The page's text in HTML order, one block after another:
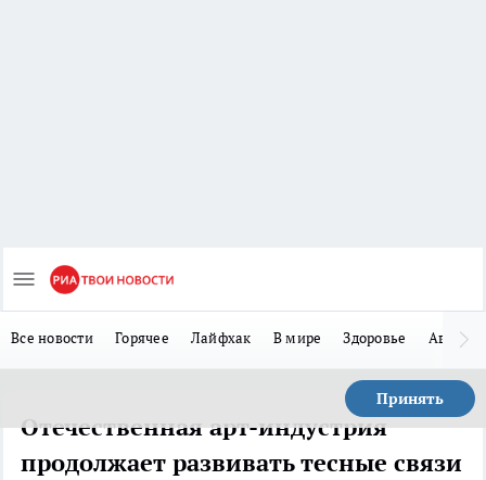
Все новости Горячее Лайфхак В мире Здоровье Авто
Принять
Отечественная арт-индустрия
продолжает развивать тесные связи